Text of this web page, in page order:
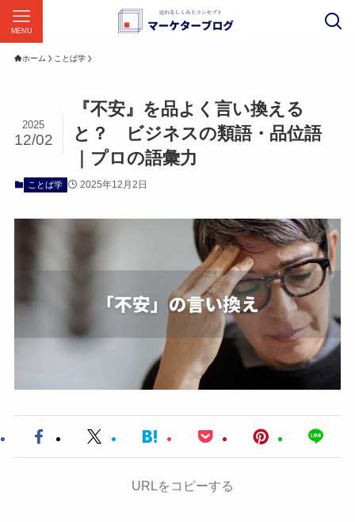
MENU
ホーム ことば学
『不安』を品よく言い換える
と？ ビジネスの類語・品位語
｜プロの語彙力
2025
12/02
ことば学 2025年12月2日
URLをコピーする